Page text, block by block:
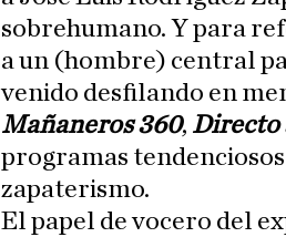
sobrehumano. Y para
a un (hombre) central
venido desfilando en
Mañaneros 360, Directo
programas
zapaterismo.
El papel de vocero del